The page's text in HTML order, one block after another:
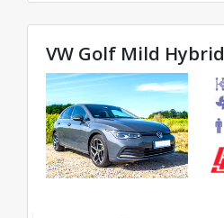
VW Golf Mild Hybrid